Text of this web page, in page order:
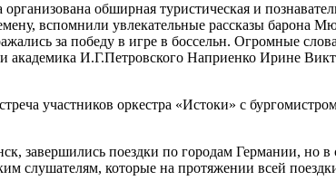
обширная туристическая и
вспомнили увлекательные рассказы барона
за победу в игре в боссельн. Огромные
академика И.Г.Петровского Наприенко Ирине
участников оркестра «Истоки» с
завершились поездки по городам Германии, но в
слушателям, которые на протяжении всей